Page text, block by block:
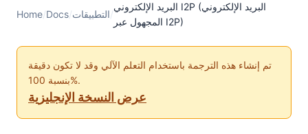
Home/Docs/التطبيقات/
البريد الإلكتروني I2P (البريد الإلكتروني
المجهول عبر I2P)
تم إنشاء هذه الترجمة باستخدام التعلم الآلي وقد لا تكون دقيقة
بنسبة 100%.
عرض النسخة الإنجليزية